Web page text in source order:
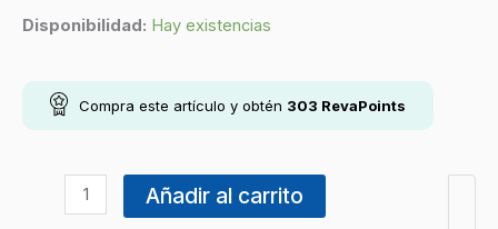
Disponibilidad: Hay existencias
Compra este artículo y obtén 303 RevaPoints
Añadir al carrito